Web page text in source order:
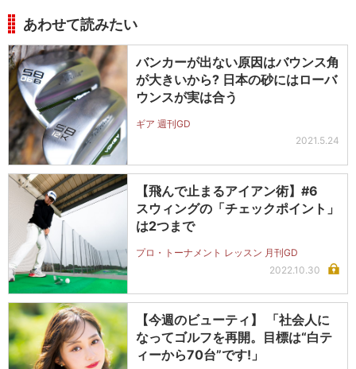
あわせて読みたい
バンカーが出ない原因はバウンス角
が大きいから? 日本の砂にはローバ
ウンスが実は合う
ギア 週刊GD
2021.5.24
【飛んで止まるアイアン術】#6
スウィングの「チェックポイント」
は2つまで
プロ・トーナメント レッスン 月刊GD
2022.10.30
【今週のビューティ】 「社会人に
なってゴルフを再開。目標は“白テ
ィーから70台”です!」